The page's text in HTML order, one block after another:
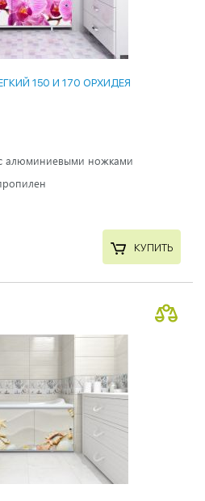
150 И 170 ОРХИДЕЯ
алюминиевыми ножками
КУПИТЬ